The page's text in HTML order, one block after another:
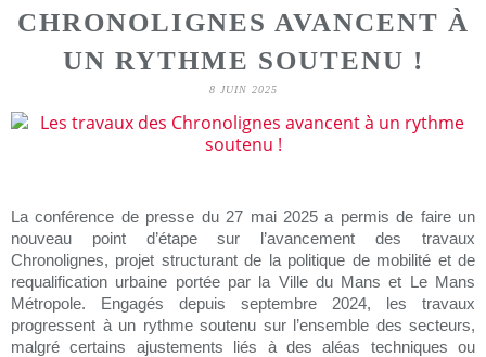
CHRONOLIGNES AVANCENT À
UN RYTHME SOUTENU !
8 JUIN 2025
La conférence de presse du 27 mai 2025 a permis de faire un
nouveau point d’étape sur l’avancement des travaux
Chronolignes, projet structurant de la politique de mobilité et de
requalification urbaine portée par la Ville du Mans et Le Mans
Métropole. Engagés depuis septembre 2024, les travaux
progressent à un rythme soutenu sur l’ensemble des secteurs,
malgré certains ajustements liés à des aléas techniques ou